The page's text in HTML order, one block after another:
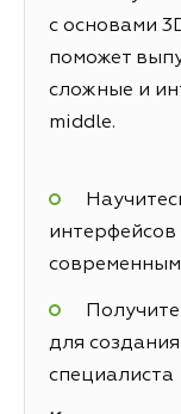
с основами
поможет
сложные и
middle.
интерфейсов
для
специалиста